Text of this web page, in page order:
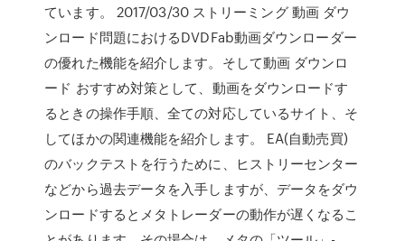
ています。 2017/03/30 ストリーミング 動画 ダウ
ンロード問題におけるDVDFab動画ダウンローダー
の優れた機能を紹介します。そして動画 ダウンロ
ード おすすめ対策として、動画をダウンロードす
るときの操作手順、全ての対応しているサイト、そ
してほかの関連機能を紹介します。 EA(自動売買)
のバックテストを行うために、ヒストリーセンター
などから過去データを入手しますが、データをダウ
ンロードするとメタトレーダーの動作が遅くなるこ